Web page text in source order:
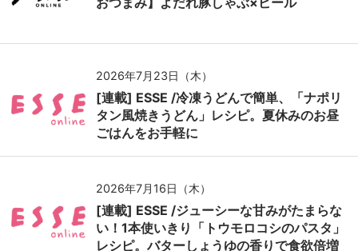
2026年7月23日（木）
[連載] ESSE /冷凍うどんで簡単、「ナポリ
タン風焼きうどん」レシピ。夏休みのお昼
ごはんをお手軽に
2026年7月16日（木）
[連載] ESSE /ジューシーな甘みがたまらな
い！1本使いきり「トウモロコシのパスタ」
レシピ。バターしょうゆの香りで食欲倍増